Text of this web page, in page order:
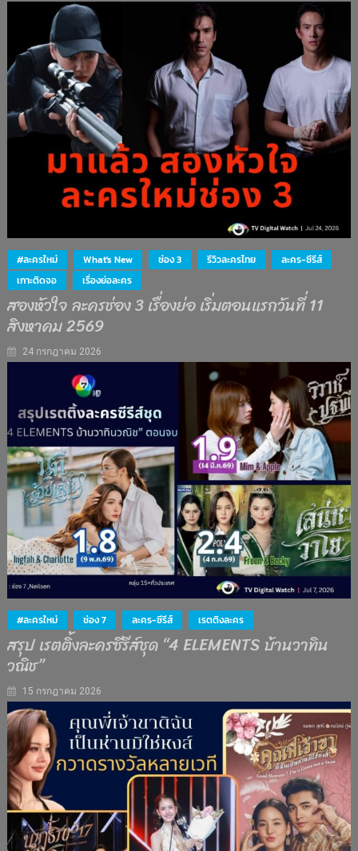
#ละครใหม่ What's New ช่อง 3 รีวิวละครไทย
ละคร-ซีรีส์
เกาะติดจอ
เรื่องย่อละคร
สองหัวใจ ละครช่อง 3 เรื่องย่อ เริ่มตอนแรกวันที่ 11
สิงหาคม 2569
24 กรกฎาคม 2026
#ละครใหม่ ช่อง 7 ละคร-ซีรีส์ เรตติงละคร
สรุป เรตติ้งละครซีรีส์ชุด “4 ELEMENTS บ้านวาทิน
วณิช”
15 กรกฎาคม 2026